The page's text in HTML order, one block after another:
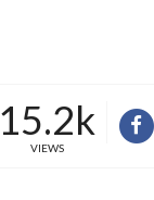
15.2k
VIEWS